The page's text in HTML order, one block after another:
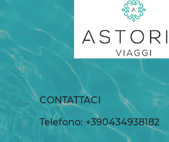
CONTATTACI
Telefono: +390434938182